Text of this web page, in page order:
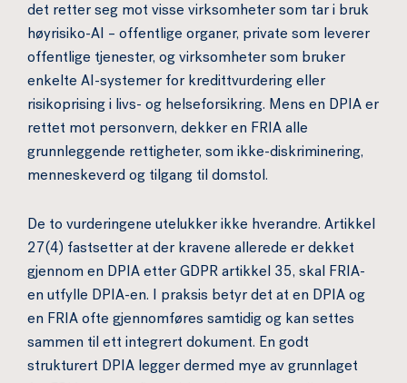
det retter seg mot visse virksomheter som tar i bruk
høyrisiko-AI – offentlige organer, private som leverer
offentlige tjenester, og virksomheter som bruker
enkelte AI-systemer for kredittvurdering eller
risikoprising i livs- og helseforsikring. Mens en DPIA er
rettet mot personvern, dekker en FRIA alle
grunnleggende rettigheter, som ikke-diskriminering,
menneskeverd og tilgang til domstol.
De to vurderingene utelukker ikke hverandre. Artikkel
27(4) fastsetter at der kravene allerede er dekket
gjennom en DPIA etter GDPR artikkel 35, skal FRIA-
en utfylle DPIA-en. I praksis betyr det at en DPIA og
en FRIA ofte gjennomføres samtidig og kan settes
sammen til ett integrert dokument. En godt
strukturert DPIA legger dermed mye av grunnlaget